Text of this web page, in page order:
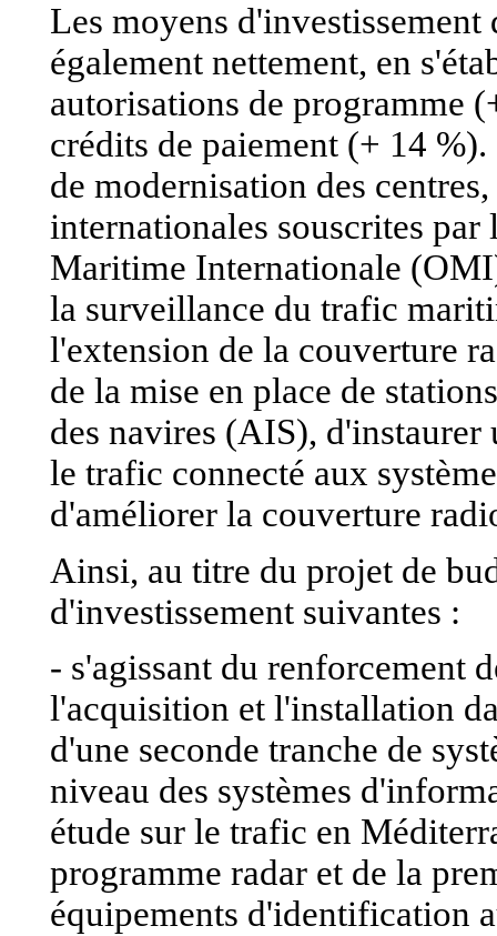
Les moyens
également nettement, en
autorisations de programme
crédits de paiement (+ 14
de modernisation des
internationales souscrites
Maritime Internationale
la surveillance du trafic
l'extension de la couverture
de la mise en place de
des navires (AIS),
le trafic connecté aux
d'améliorer la couverture
Ainsi, au titre du projet de
d'investissement suivantes :
- s'agissant du renforcement
l'acquisition et l'installation
d'une seconde tranche de
niveau des systèmes
étude sur le trafic en
programme radar et de la
équipements d'identification